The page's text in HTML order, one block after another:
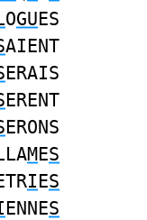
OGUES
AIENT
ERAIS
ERENT
ERONS
MES
IES
ENNES